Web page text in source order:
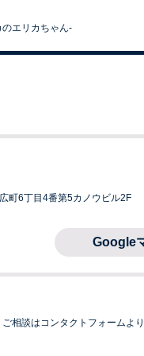
エリカちゃん-
町6丁目4番第5カノウビル2F
Google
ご相談はコンタクトフォームよ